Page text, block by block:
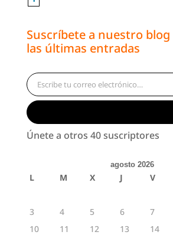
Suscríbete a nuestro
las últimas entradas
Escribe tu correo electrónico…
Únete a otros 40 suscriptores
agosto 2026
L M X J V
3
4 5 6 7
10
11 12 13 14